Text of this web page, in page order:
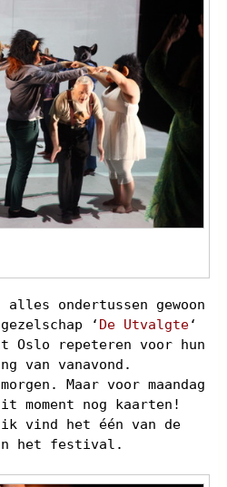
alles ondertussen gewoon
‘ De Utvalgte‘
Oslo repeteren voor hun
van vanavond.
Maar voor maandag
moment nog kaarten!
vind het één van de
het festival.